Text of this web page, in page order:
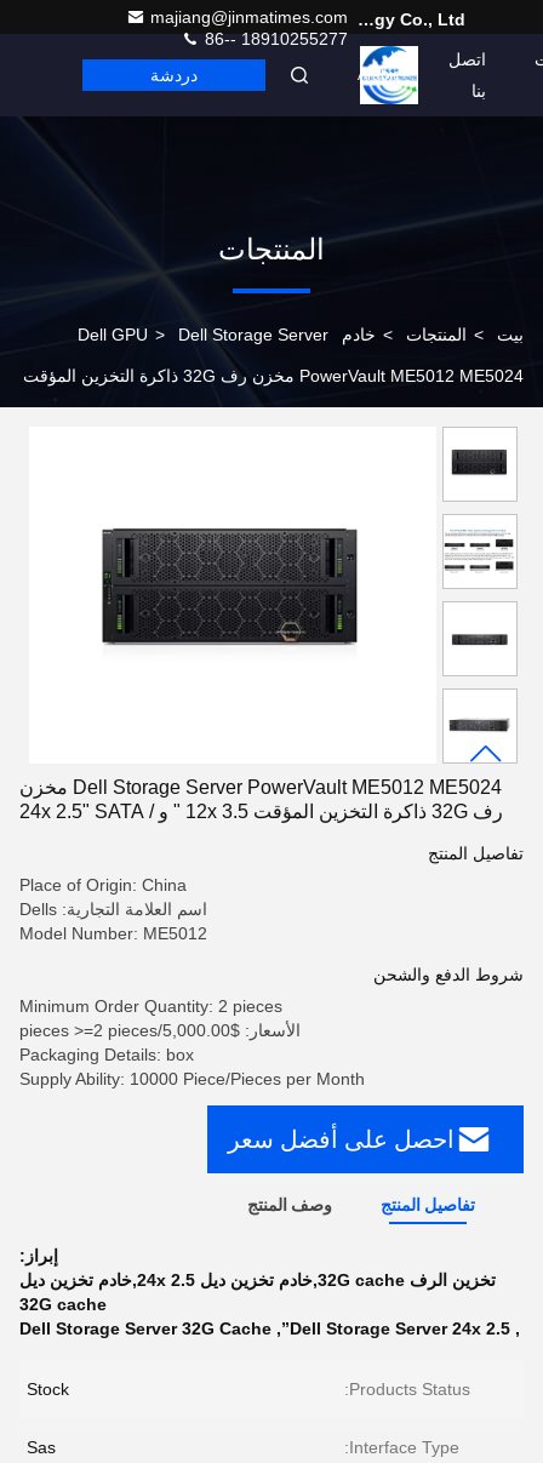
Beijing Guangtian Runze Technology Co., Ltd.
majiang@jinmatimes.com
86-- 18910255277
اتصل
بنا
Arabic دردشة
المنتجات
بيت > المنتجات > خادم Dell GPU > Dell Storage Server
PowerVault ME5012 ME5024 مخزن رف 32G ذاكرة التخزين المؤقت
Dell Storage Server PowerVault ME5012 ME5024 مخزن
رف 32G ذاكرة التخزين المؤقت 12x 3.5 " و 24x 2.5" SATA /
تفاصيل المنتج
Place of Origin: China
اسم العلامة التجارية: Dells
Model Number: ME5012
شروط الدفع والشحن
Minimum Order Quantity: 2 pieces
الأسعار: $5,000.00/pieces >=2 pieces
Packaging Details: box
Supply Ability: 10000 Piece/Pieces per Month
احصل على أفضل سعر
تفاصيل المنتج وصف المنتج
إبراز:
تخزين الرف 32G cache,خادم تخزين ديل 24x 2.5,خادم تخزين ديل
32G cache
,
Dell Storage Server 24x 2.5”
,
Dell Storage Server 32G Cache
Products Status:
Stock
Interface Type:
Sas